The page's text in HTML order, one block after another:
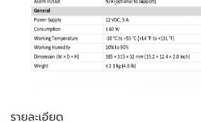
รายละเอียด